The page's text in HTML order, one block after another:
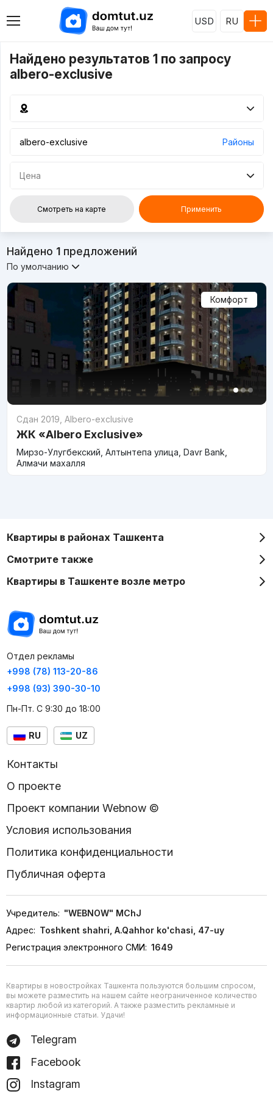
USD RU
Найдено результатов 1 по запросу
albero-exclusive
Районы
Цена
Смотреть на карте Применить
Найдено 1предложений
По умолчанию
Комфорт
Сдан 2019 Albero-exclusive
ЖК «Albero Exclusive»
Мирзо-Улугбекский, Алтынтепа улица, Davr Bank,
Алмачи махалля
Квартиры в районах Ташкента
Смотрите также
Квартиры в Ташкенте возле метро
Отдел рекламы
+998 (78) 113-20-86
+998 (93) 390-30-10
Пн-Пт. С 9:30 до 18:00
RU UZ
Контакты
О проекте
Проект компании Webnow ©
Условия использования
Политика конфиденциальности
Публичная оферта
Учредитель: "WEBNOW" MChJ
Адрес: Toshkent shahri, A.Qahhor ko'chasi, 47-uy
Регистрация электронного СМИ: 1649
Квартиры в новостройках Ташкента пользуются большим спросом,
вы можете разместить на нашем сайте неограниченное количество
квартир любой из категорий. А также разместить рекламные и
информационные статьи. Удачи!
Telegram
Facebook
Instagram